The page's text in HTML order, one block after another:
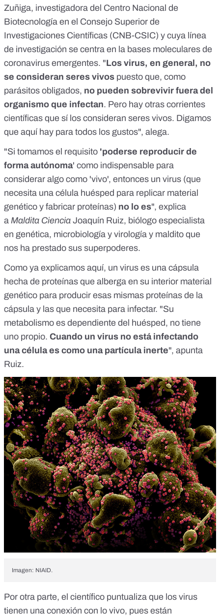
Zuñiga, investigadora del Centro Nacional de
Biotecnología en el Consejo Superior de
Investigaciones Científicas (CNB-CSIC) y cuya línea
de investigación se centra en la bases moleculares de
coronavirus emergentes. "Los virus, en general, no
se consideran seres vivos puesto que, como
parásitos obligados, no pueden sobrevivir fuera del
organismo que infectan. Pero hay otras corrientes
científicas que sí los consideran seres vivos. Digamos
que aquí hay para todos los gustos", alega.
"Si tomamos el requisito 'poderse reproducir de
forma autónoma' como indispensable para
considerar algo como 'vivo', entonces un virus (que
necesita una célula huésped para replicar material
genético y fabricar proteínas) no lo es", explica
a Maldita Ciencia Joaquín Ruiz, biólogo especialista
en genética, microbiología y virología y maldito que
nos ha prestado sus superpoderes.
Como ya explicamos aquí, un virus es una cápsula
hecha de proteínas que alberga en su interior material
genético para producir esas mismas proteínas de la
cápsula y las que necesita para infectar. "Su
metabolismo es dependiente del huésped, no tiene
uno propio. Cuando un virus no está infectando
una célula es como una partícula inerte", apunta
Ruiz.
Imagen: NIAID.
Por otra parte, el científico puntualiza que los virus
tienen una conexión con lo vivo, pues están